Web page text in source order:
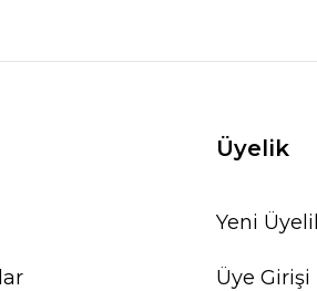
Üyelik
Yeni
Üye Girişi